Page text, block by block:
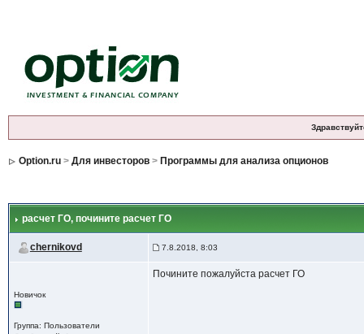
Option.ru> Для инвесторов> Программы для анализа опционов
расчет ГО, почините расчет ГО
chernikovd 7.8.2018, 8:03
Новичок
Группа: Пользователи
Почините пожалуйста расчет ГО